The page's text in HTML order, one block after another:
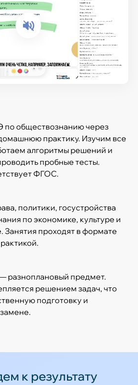
по обществознанию через
практику. Изучим все
алгоритмы решений и
пробные тесты.
ФГОС.
политики, госустройства
по экономике, культуре и
Занятия проходят в формате
разноплановый предмет.
решением задач, что
подготовку и
к результату